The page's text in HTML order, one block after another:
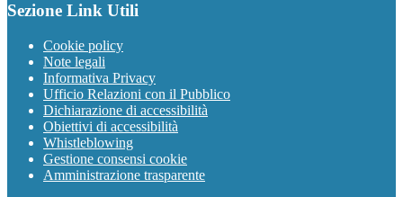
Sezione Link Utili
Cookie policy
Note legali
Informativa Privacy
Ufficio Relazioni con il Pubblico
Dichiarazione di accessibilità
Obiettivi di accessibilità
Whistleblowing
Gestione consensi cookie
Amministrazione trasparente